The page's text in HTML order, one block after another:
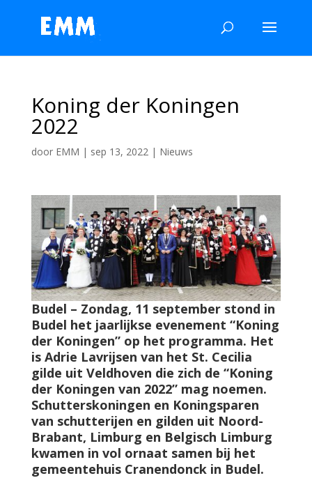
Koning der Koningen
2022
door EMM | sep 13, 2022| Nieuws
Budel – Zondag, 11 september stond in
Budel het jaarlijkse evenement “Koning
der Koningen” op het programma. Het
is Adrie Lavrijsen van het St. Cecilia
gilde uit Veldhoven die zich de “Koning
der Koningen van 2022” mag noemen.
Schutterskoningen en Koningsparen
van schutterijen en gilden uit Noord-
Brabant, Limburg en Belgisch Limburg
kwamen in vol ornaat samen bij het
gemeentehuis Cranendonck in Budel.